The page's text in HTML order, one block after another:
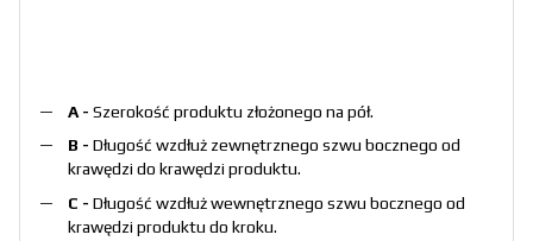
A - Szerokość produktu złożonego na pół.
B - Długość wzdłuż zewnętrznego szwu bocznego od
krawędzi do krawędzi produktu.
C - Długość wzdłuż wewnętrznego szwu bocznego od
krawędzi produktu do kroku.